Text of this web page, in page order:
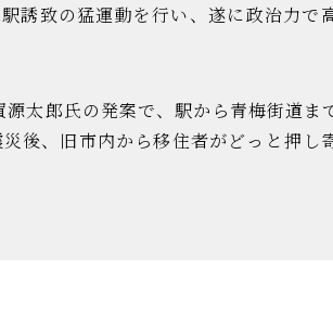
誘致の猛運動を行い、遂に政治力で
太郎氏の発案で、駅から青梅街道ま
後、旧市内から移住者がどっと押し